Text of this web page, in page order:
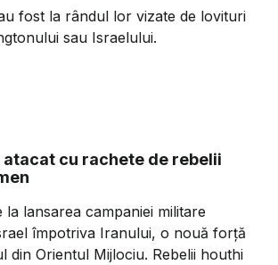
fost la rândul lor vizate de lovituri
sau Israelului.
cu rachete de rebelii
la lansarea campaniei militare
împotriva Iranului, o nouă forță
din Orientul Mijlociu. Rebelii houthi